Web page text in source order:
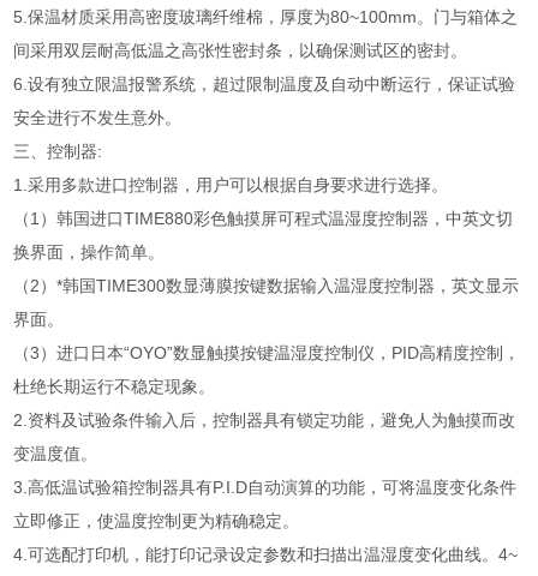
5.保温材质采用高密度玻璃纤维棉，厚度为80~100mm。门与箱体之
间采用双层耐高低温之高张性密封条，以确保测试区的密封。
6.设有独立限温报警系统，超过限制温度及自动中断运行，保证试验
安全进行不发生意外。
三、控制器:
1.采用多款进口控制器，用户可以根据自身要求进行选择。
（1）韩国进口TIME880彩色触摸屏可程式温湿度控制器，中英文切
换界面，操作简单。
（2）*韩国TIME300数显薄膜按键数据输入温湿度控制器，英文显示
界面。
（3）进口日本“OYO”数显触摸按键温湿度控制仪，PID高精度控制，
杜绝长期运行不稳定现象。
2.资料及试验条件输入后，控制器具有锁定功能，避免人为触摸而改
变温度值。
3.高低温试验箱控制器具有P.I.D自动演算的功能，可将温度变化条件
立即修正，使温度控制更为精确稳定。
4.可选配打印机，能打印记录设定参数和扫描出温湿度变化曲线。4~